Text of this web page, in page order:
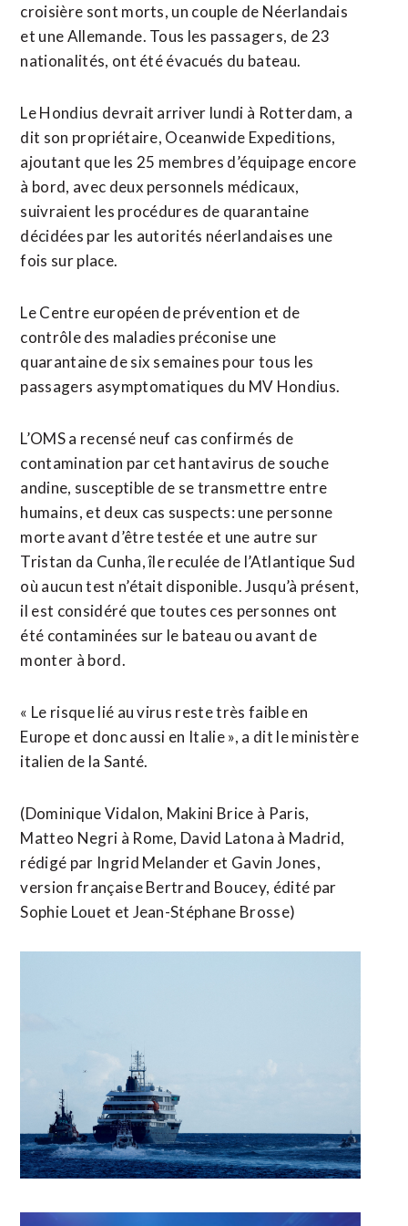
croisière sont morts, un couple de Néerlandais
et une Allemande. Tous les passagers, de 23
nationalités, ont été évacués du bateau.
Le Hondius devrait arriver lundi ‌à Rotterdam, a
dit son propriétaire, ​Oceanwide Expeditions,
ajoutant que les 25 membres d’équipage encore
à bord, avec deux personnels médicaux,
suivraient les procédures de quarantaine
décidées par les autorités ​néerlandaises une
fois sur place.
Le Centre européen de prévention et de
contrôle des maladies préconise une
quarantaine de six semaines pour tous les
passagers asymptomatiques du MV Hondius.
L’OMS a recensé neuf cas confirmés de
contamination par cet hantavirus de souche
andine, susceptible de se transmettre entre
humains, et deux cas suspects: une personne
morte avant d’être testée et une autre sur
Tristan da Cunha, île reculée de l’Atlantique Sud
où aucun test n’était disponible. Jusqu’à présent,
il est considéré que toutes ces personnes ont
été ⁠contaminées sur le bateau ou avant de
monter à bord.
« Le risque lié au virus reste très faible en
Europe et donc aussi en Italie », a dit le ministère
italien de la Santé.
(Dominique Vidalon, Makini Brice à Paris,
Matteo Negri à ​Rome, David Latona à Madrid,
rédigé par Ingrid Melander et Gavin Jones,
version française ​Bertrand Boucey, édité par
Sophie Louet et Jean-Stéphane Brosse)